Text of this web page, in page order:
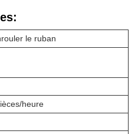
le ruban
heure